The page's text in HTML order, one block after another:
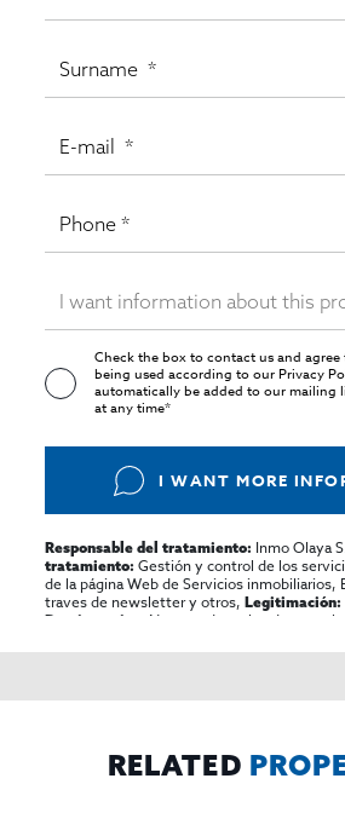
Check the box to contact us and
being used according to ourPrivacy
automatically be added to our mailing
at any time*
I WANT MORE
Responsable del tratamiento: Inmo Olaya
tratamiento: Gestión y control de los
de la página Web de Servicios inmobiliarios,
traves de newsletter y otros,Legitimación:
Destinatarios:
No se cederan los datos,
rectificar y suprimir los datos, solicitar la
RELATED